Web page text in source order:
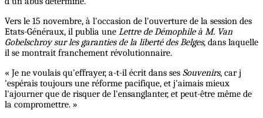
Vers le 15 novembre, à l'occasion de l'ouverture de la session des
Etats-Généraux, il publia une Lettre de Démophile à M. Van
Gobelschroy sur les garanties de la liberté des Belges, dans laquelle
il se montrait franchement révolutionnaire.
« Je ne voulais qu'effrayer, a-t-il écrit dans ses Souvenirs, car j
'espérais toujours une réforme pacifique, et j'aimais mieux
l'ajourner que de risquer de l'ensanglanter, et peut-être même de
la compromettre. »